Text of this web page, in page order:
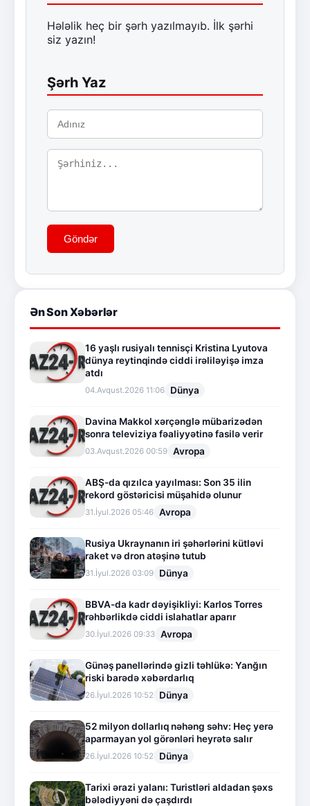
Hələlik heç bir şərh yazılmayıb. İlk şərhi
siz yazın!
Şərh Yaz
Göndər
Ən Son Xəbərlər
16 yaşlı rusiyalı tennisçi Kristina Lyutova
dünya reytinqində ciddi irəliləyişə imza
atdı
04.Avqust.2026 11:06 Dünya
Davina Makkol xərçənglə mübarizədən
sonra televiziya fəaliyyətinə fasilə verir
03.Avqust.2026 00:59 Avropa
ABŞ-da qızılca yayılması: Son 35 ilin
rekord göstəricisi müşahidə olunur
31.İyul.2026 05:46 Avropa
Rusiya Ukraynanın iri şəhərlərini kütləvi
raket və dron atəşinə tutub
31.İyul.2026 03:09 Dünya
BBVA-da kadr dəyişikliyi: Karlos Torres
rəhbərlikdə ciddi islahatlar aparır
30.İyul.2026 09:33 Avropa
Günəş panellərində gizli təhlükə: Yanğın
riski barədə xəbərdarlıq
26.İyul.2026 10:52 Dünya
52 milyon dollarlıq nəhəng səhv: Heç yerə
aparmayan yol görənləri heyrətə salır
26.İyul.2026 10:52 Dünya
Tarixi ərazi yalanı: Turistləri aldadan şəxs
bələdiyyəni də çaşdırdı